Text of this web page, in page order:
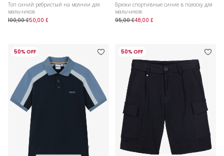
Топ синий ребристый на молнии для
мальчиков
100,00 £50,00 £
Брюки спортивные синие в полоску для
мальчиков
95,00 £48,00 £
50% OFF 50% OFF